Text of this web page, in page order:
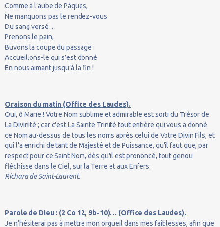
Comme à l’aube de Pâques,
Ne manquons pas le rendez-vous
Du sang versé…
Prenons le pain,
Buvons la coupe du passage :
Accueillons-le qui s’est donné
En nous aimant jusqu’à la fin !
Oraison du matin (Office des Laudes).
Oui, ô Marie ! Votre Nom sublime et admirable est sorti du Trésor de
La Divinité ; car c'est La Sainte Trinité tout entière qui vous a donné
ce Nom au-dessus de tous les noms après celui de Votre Divin Fils, et
qui l'a enrichi de tant de Majesté et de Puissance, qu'il faut que, par
respect pour ce Saint Nom, dès qu'il est prononcé, tout genou
fléchisse dans le Ciel, sur la Terre et aux Enfers.
Richard de Saint-Laurent.
Parole de Dieu : (2 Co 12, 9b-10)… (Office des Laudes).
Je n’hésiterai pas à mettre mon orgueil dans mes faiblesses, afin que